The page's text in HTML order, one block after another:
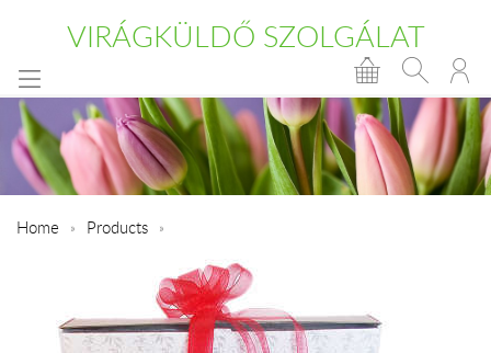
VIRÁGKÜLDŐ SZOLGÁLAT
Home Products